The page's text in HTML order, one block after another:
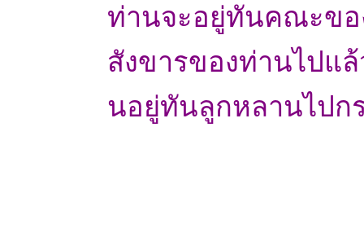
ท่านจะอยู่ทันคณะขอ
สังขารของท่านไปแ
นอยู่ทันลูกหลานไปก